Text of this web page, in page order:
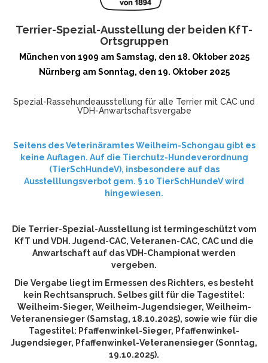
Terrier-Spezial-Ausstellung der beiden KfT-
Ortsgruppen
München von 1909 am Samstag, den 18. Oktober 2025
Nürnberg am Sonntag, den 19. Oktober 2025
Spezial-Rassehundeausstellung für alle Terrier mit CAC und
VDH-Anwartschaftsvergabe
Seitens des Veterinäramtes Weilheim-Schongau gibt es
keine Auflagen. Auf die Tierchutz-Hundeverordnung
(TierSchHundeV), insbesondere auf das
Ausstelllungsverbot gem. § 10 TierSchHundeV wird
hingewiesen.
Die Terrier-Spezial-Ausstellung ist termingeschützt vom
KfT und VDH. Jugend-CAC, Veteranen-CAC, CAC und die
Anwartschaft auf das VDH-Championat werden
vergeben.
Die Vergabe liegt im Ermessen des Richters, es besteht
kein Rechtsanspruch. Selbes gilt für die Tagestitel:
Weilheim-Sieger, Weilheim-Jugendsieger, Weilheim-
Veteranensieger (Samstag, 18.10.2025), sowie wie für die
Tagestitel: Pfaffenwinkel-Sieger, Pfaffenwinkel-
Jugendsieger, Pfaffenwinkel-Veteranensieger (Sonntag,
19.10.2025).